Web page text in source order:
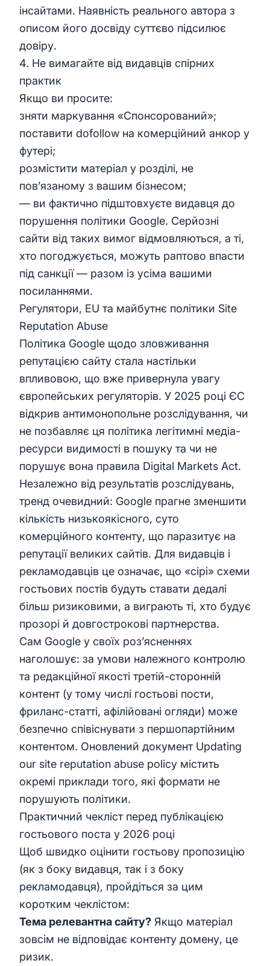
інсайтами. Наявність реального автора з
описом його досвіду суттєво підсилює
довіру.
4. Не вимагайте від видавців спірних
практик
Якщо ви просите:
зняти маркування «Спонсорований»;
поставити dofollow на комерційний анкор у
футері;
розмістити матеріал у розділі, не
пов’язаному з вашим бізнесом;
— ви фактично підштовхуєте видавця до
порушення політики Google. Серйозні
сайти від таких вимог відмовляються, а ті,
хто погоджується, можуть раптово впасти
під санкції — разом із усіма вашими
посиланнями.
Регулятори, EU та майбутнє політики Site
Reputation Abuse
Політика Google щодо зловживання
репутацією сайту стала настільки
впливовою, що вже привернула увагу
європейських регуляторів. У 2025 році ЄС
відкрив антимонопольне розслідування, чи
не позбавляє ця політика легітимні медіа-
ресурси видимості в пошуку та чи не
порушує вона правила Digital Markets Act.
Незалежно від результатів розслідувань,
тренд очевидний: Google прагне зменшити
кількість низькоякісного, суто
комерційного контенту, що паразитує на
репутації великих сайтів. Для видавців і
рекламодавців це означає, що «сірі» схеми
гостьових постів будуть ставати дедалі
більш ризиковими, а виграють ті, хто будує
прозорі й довгострокові партнерства.
Сам Google у своїх роз’ясненнях
наголошує: за умови належного контролю
та редакційної якості третій-сторонній
контент (у тому числі гостьові пости,
фриланс-статті, афілійовані огляди) може
безпечно співіснувати з першопартійним
контентом. Оновлений документ Updating
our site reputation abuse policy містить
окремі приклади того, які формати не
порушують політики.
Практичний чекліст перед публікацією
гостьового поста у 2026 році
Щоб швидко оцінити гостьову пропозицію
(як з боку видавця, так і з боку
рекламодавця), пройдіться за цим
коротким чеклістом:
Тема релевантна сайту? Якщо матеріал
зовсім не відповідає контенту домену, це
ризик.